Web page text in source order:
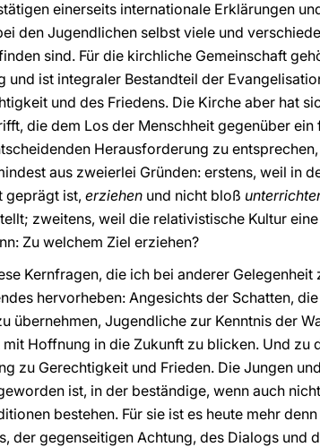
einerseits internationale Erklärungen
den Jugendlichen selbst viele und
sind. Für die kirchliche Gemeinschaft
und ist integraler Bestandteil der
und des Friedens. Die Kirche aber hat
die dem Los der Menschheit gegenüber
Herausforderung zu
aus zweierlei Gründen: erstens, weil in
geprägt ist, erziehen und nicht bloß
zweitens, weil die relativistische Kultur
Zu welchem Ziel erziehen?
Kernfragen, die ich bei anderer
hervorheben: Angesichts der Schatten,
übernehmen, Jugendliche zur Kenntnis der
Hoffnung in die Zukunft zu blicken. Und zu
zu Gerechtigkeit und Frieden. Die Jungen
ist, in der beständige, wenn auch
bestehen. Für sie ist es heute mehr
der gegenseitigen Achtung, des Dialogs und